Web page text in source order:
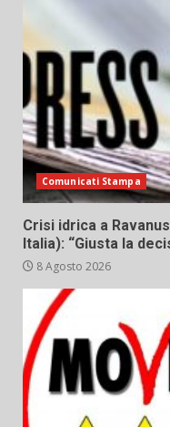
Comunicati Stampa
Crisi idrica a
Italia): “Giusta la
8 Agosto 2026